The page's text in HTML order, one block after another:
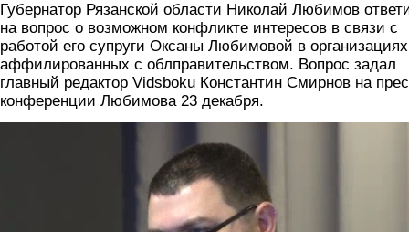
Губернатор Рязанской области Николай Любимов
на вопрос о возможном конфликте интересов в связи с
работой его супруги Оксаны Любимовой в
аффилированных с облправительством. Вопрос задал
главный редактор Vidsboku Константин Смирнов на
конференции Любимова 23 декабря.